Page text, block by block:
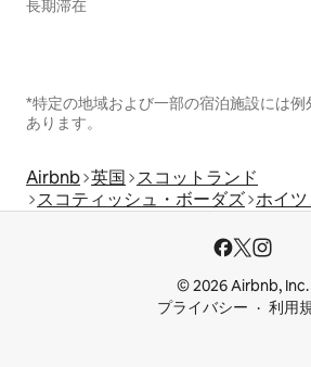
長期滞在
*特定の地域および一部の宿泊施設には
あります。
Airbnb 英国 スコットランド
スコティッシュ・ボーダズ ホイ
© 2026 Airbnb, Inc.
プライバシー
利用